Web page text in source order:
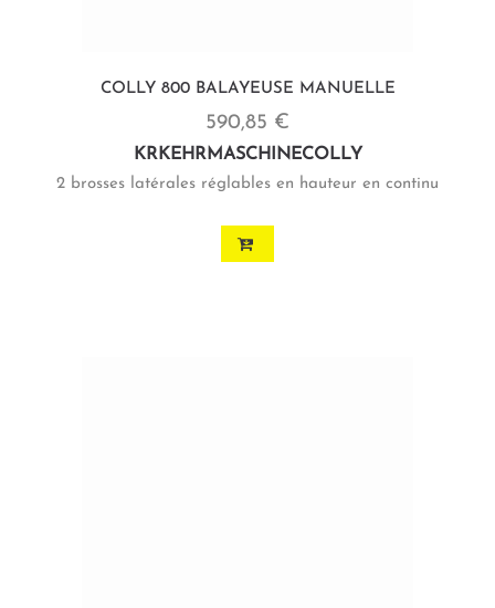
COLLY 800 BALAYEUSE MANUELLE
590,85 €
KRKEHRMASCHINECOLLY
2 brosses latérales réglables en hauteur en continu